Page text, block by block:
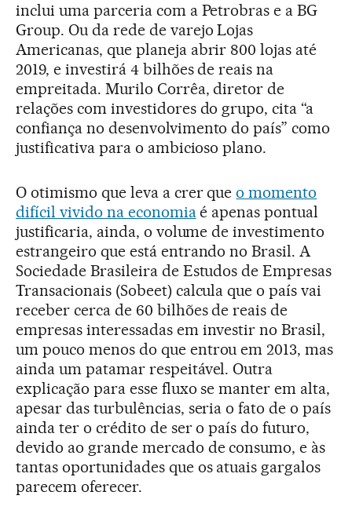
inclui uma parceria com a Petrobras e a BG
Group. Ou da rede de varejo Lojas
Americanas, que planeja abrir 800 lojas até
2019, e investirá 4 bilhões de reais na
empreitada. Murilo Corrêa, diretor de
relações com investidores do grupo, cita “a
confiança no desenvolvimento do país” como
justificativa para o ambicioso plano.
O otimismo que leva a crer queo momento
difícil vivido na economiaé apenas pontual
justificaria, ainda, o volume de investimento
estrangeiro que está entrando no Brasil. A
Sociedade Brasileira de Estudos de Empresas
Transacionais (Sobeet) calcula que o país vai
receber cerca de 60 bilhões de reais de
empresas interessadas em investir no Brasil,
um pouco menos do que entrou em 2013, mas
ainda um patamar respeitável. Outra
explicação para esse fluxo se manter em alta,
apesar das turbulências, seria o fato de o país
ainda ter o crédito de ser o país do futuro,
devido ao grande mercado de consumo, e às
tantas oportunidades que os atuais gargalos
parecem oferecer.